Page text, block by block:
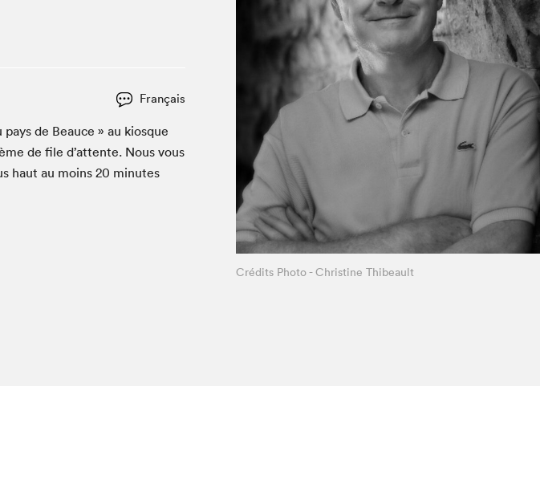
Québec
À propos du Salon
Liste des exposant·e·s
Liste des auteur·rice·s
Français
de Beauce » au kiosque
de file d’at­tente. Nous vous
haut au moins 20 min­utes
Crédits Photo - Christine Thibeault